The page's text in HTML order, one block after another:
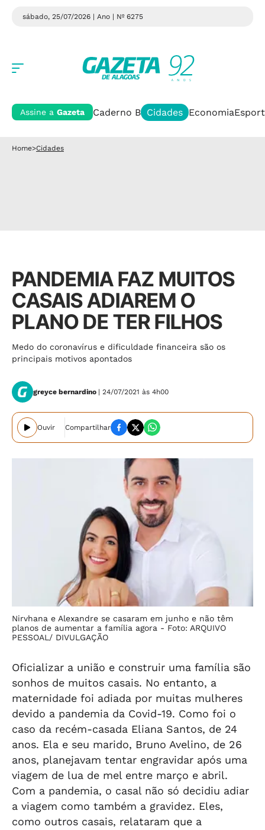
sábado, 25/07/2026 | Ano | Nº 6275
Assine a Gazeta Caderno B Cidades Economia
Home>Cidades
PANDEMIA FAZ MUITOS
CASAIS ADIAREM O
PLANO DE TER FILHOS
Medo do coronavírus e dificuldade financeira são os
principais motivos apontados
greyce bernardino | 24/07/2021 às 4h00
Ouvir Compartilhar
Nirvhana e Alexandre se casaram em junho e não têm
planos de aumentar a família agora - Foto: ARQUIVO
PESSOAL/ DIVULGAÇÃO
Oficializar a união e construir uma família são
sonhos de muitos casais. No entanto, a
maternidade foi adiada por muitas mulheres
devido a pandemia da Covid-19. Como foi o
caso da recém-casada Eliana Santos, de 24
anos. Ela e seu marido, Bruno Avelino, de 26
anos, planejavam tentar engravidar após uma
viagem de lua de mel entre março e abril.
Com a pandemia, o casal não só decidiu adiar
a viagem como também a gravidez. Eles,
como outros casais, relataram que a